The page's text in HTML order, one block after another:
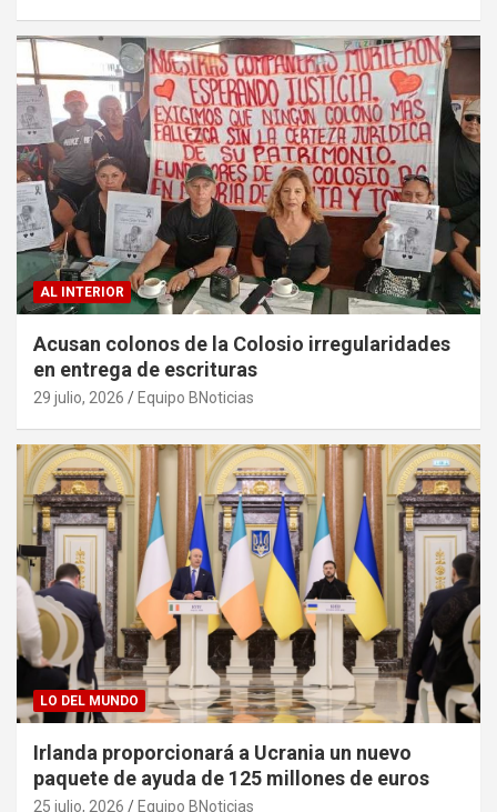
AL INTERIOR
Acusan colonos de la Colosio irregularidades
en entrega de escrituras
29 julio, 2026 Equipo BNoticias
LO DEL MUNDO
Irlanda proporcionará a Ucrania un nuevo
paquete de ayuda de 125 millones de euros
25 julio, 2026 Equipo BNoticias